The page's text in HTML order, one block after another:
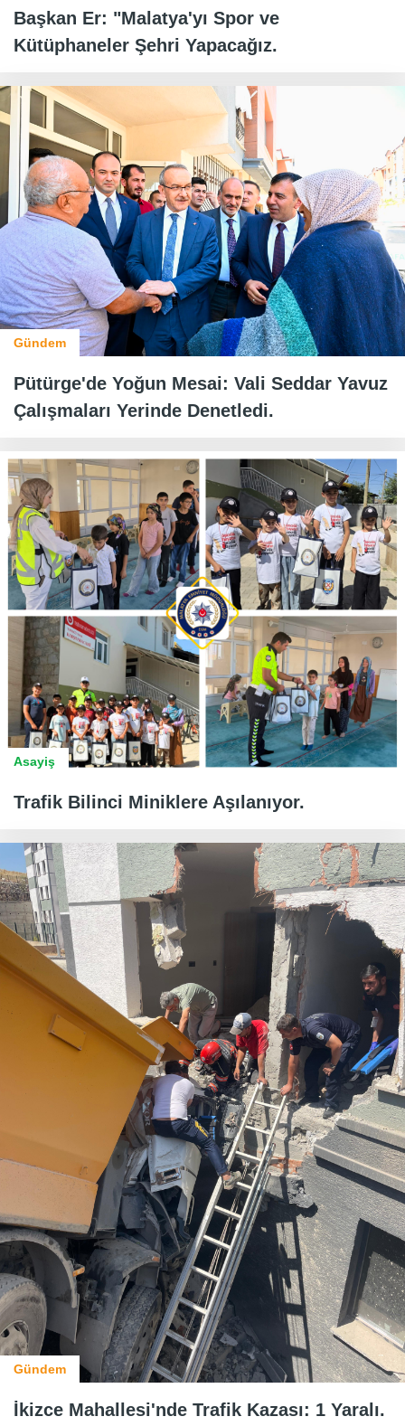
Başkan Er: "Malatya'yı Spor ve
Kütüphaneler Şehri Yapacağız.
Gündem
Pütürge'de Yoğun Mesai: Vali Seddar Yavuz
Çalışmaları Yerinde Denetledi.
Asayiş
Trafik Bilinci Miniklere Aşılanıyor.
Gündem
İkizce Mahallesi'nde Trafik Kazası: 1 Yaralı.